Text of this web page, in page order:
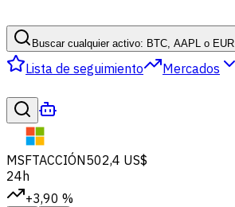
Buscar cualquier activo: BTC, AAPL o
Lista de seguimiento Mercados
MSFTACCIÓN502,4 US$
24h
+3,90 %